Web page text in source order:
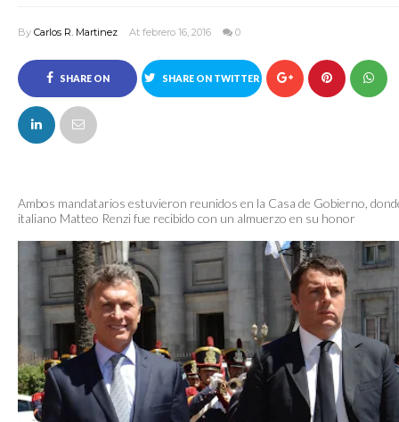
By Carlos R. Martinez At febrero 16, 2016 0
SHARE ON
FACEBOOK
SHARE ON TWITTER
Ambos mandatarios estuvieron reunidos en la Casa de Gobierno,
italiano Matteo Renzi fue recibido con un almuerzo en su honor